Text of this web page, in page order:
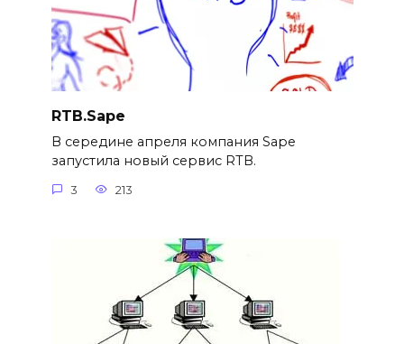
RTB.Sape
В середине апреля компания Sape
запустила новый сервис RTB.
3 213